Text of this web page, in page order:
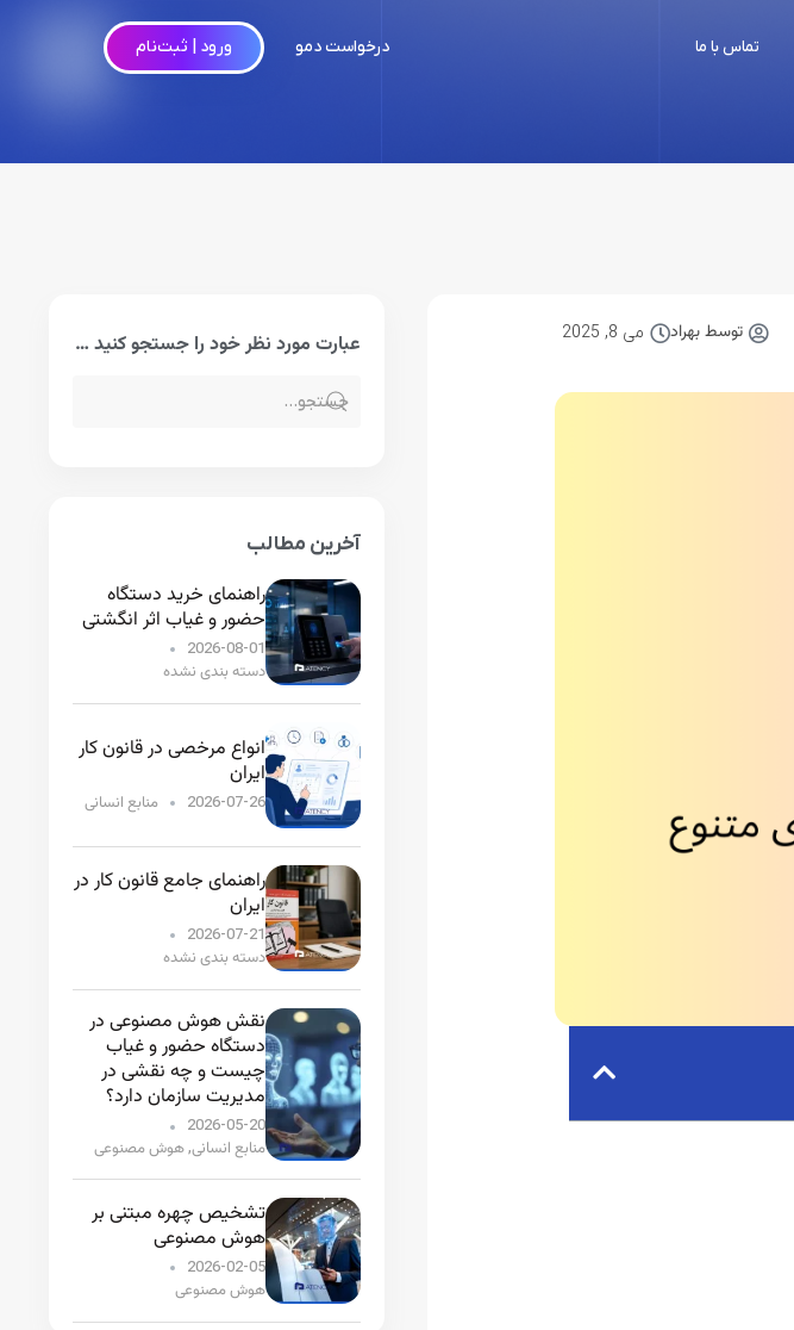
تماس با ما درخواست دمو ورود | ثبت‌نام
توسطبهراد می 8, 2025 عبارت مورد نظر خود را جستجو کنید …
آخرین مطالب
راهنمای خرید دستگاه
حضور و غیاب اثر انگشتی
2026-08-01
دسته بندی نشده
انواع مرخصی در قانون کار
ایران
2026-07-26 منابع انسانی
راهنمای جامع قانون کار در
ایران
2026-07-21
دسته بندی نشده
نقش هوش مصنوعی در
دستگاه حضور و غیاب
چیست و چه نقشی در
مدیریت سازمان دارد؟
2026-05-20
منابع انسانی,هوش مصنوعی
تشخیص چهره مبتنی بر
هوش مصنوعی
2026-02-05
هوش مصنوعی